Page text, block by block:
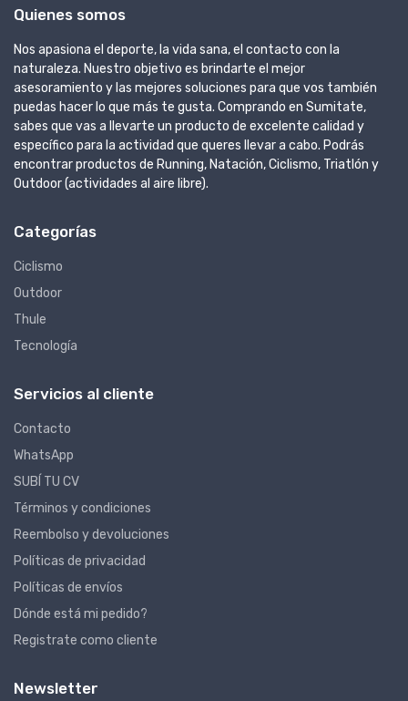
Quienes somos
Nos apasiona el deporte, la vida sana, el contacto con la
naturaleza. Nuestro objetivo es brindarte el mejor
asesoramiento y las mejores soluciones para que vos también
puedas hacer lo que más te gusta. Comprando en Sumitate,
sabes que vas a llevarte un producto de excelente calidad y
específico para la actividad que queres llevar a cabo. Podrás
encontrar productos de Running, Natación, Ciclismo, Triatlón y
Outdoor (actividades al aire libre).
Categorías
Ciclismo
Outdoor
Thule
Tecnología
Servicios al cliente
Contacto
WhatsApp
SUBÍ TU CV
Términos y condiciones
Reembolso y devoluciones
Políticas de privacidad
Políticas de envíos
Dónde está mi pedido?
Registrate como cliente
Newsletter